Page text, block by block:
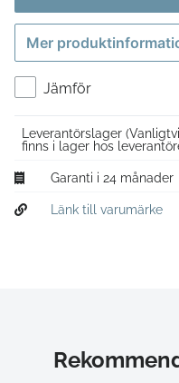
Gå
Mer
Jämför
Leverantörslager
finns i lager hos
Garanti i 24 månader
Länk till varumärke